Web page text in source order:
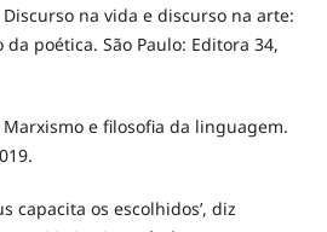
Discurso na vida e discurso na arte:
poética. São Paulo: Editora 34,
Marxismo e filosofia da linguagem.
capacita os escolhidos’, diz